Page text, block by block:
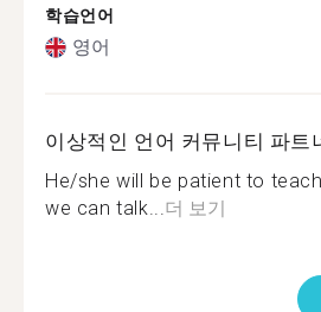
학습언어
영어
이상적인 언어 커뮤니티 파트
He/she will be patient to
we can talk...더 보기